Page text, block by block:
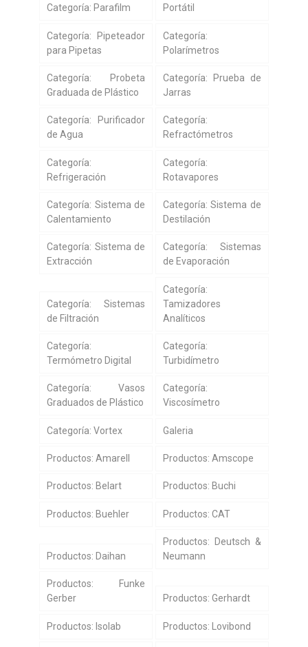
Categoría: Parafilm
Portátil
Categoría: Pipeteador
para Pipetas
Categoría:
Polarímetros
Categoría: Probeta
Graduada de Plástico
Categoría: Prueba de
Jarras
Categoría: Purificador
de Agua
Categoría:
Refractómetros
Categoría:
Refrigeración
Categoría:
Rotavapores
Categoría: Sistema de
Calentamiento
Categoría: Sistema de
Destilación
Categoría: Sistema de
Extracción
Categoría: Sistemas
de Evaporación
Categoría: Sistemas
de Filtración
Categoría:
Tamizadores
Analíticos
Categoría:
Termómetro Digital
Categoría:
Turbidímetro
Categoría: Vasos
Graduados de Plástico
Categoría:
Viscosímetro
Categoría: Vortex Galeria
Productos: Amarell Productos: Amscope
Productos: Belart Productos: Buchi
Productos: Buehler Productos: CAT
Productos: Daihan
Productos: Deutsch &
Neumann
Productos: Funke
Gerber
Productos: Gerhardt
Productos: Isolab Productos: Lovibond